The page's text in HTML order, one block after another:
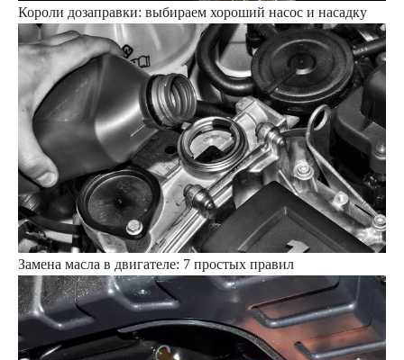
Короли дозаправки: выбираем хороший насос и насадку
Замена масла в двигателе: 7 простых правил